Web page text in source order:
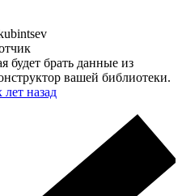
будет брать данные из
вашей библиотеки.
лет назад